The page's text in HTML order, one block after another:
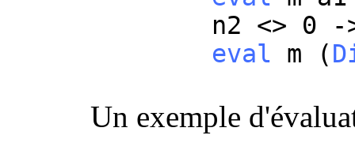
n2 <> 0 -
eval
m (
Un exemple